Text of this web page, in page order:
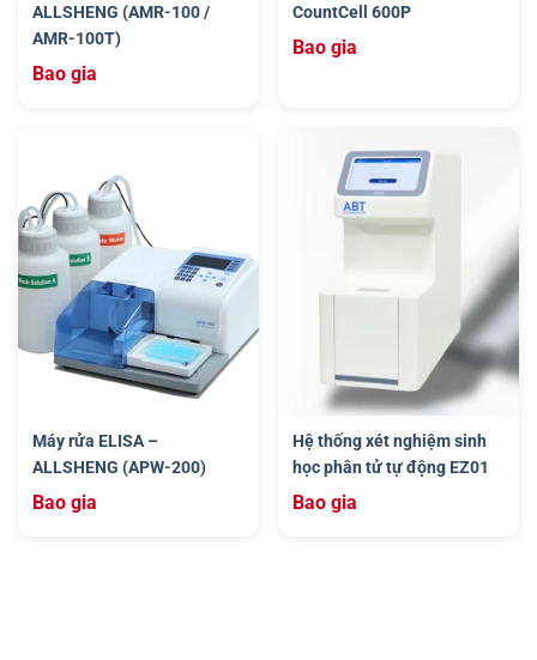
ALLSHENG (AMR-100 /
AMR-100T)
Bao gia
CountCell 600P
Bao gia
Máy rửa ELISA –
ALLSHENG (APW-200)
Bao gia
Hệ thống xét nghiệm sinh
học phân tử tự động EZ01
Bao gia